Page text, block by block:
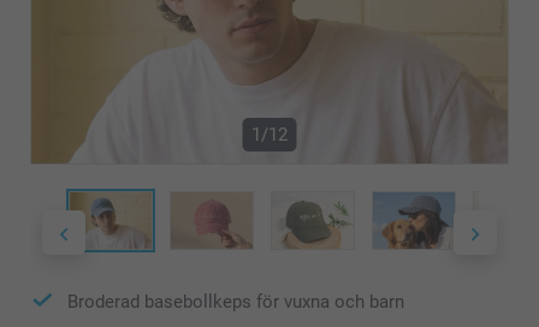
1/12
Broderad basebollkeps för vuxna och barn